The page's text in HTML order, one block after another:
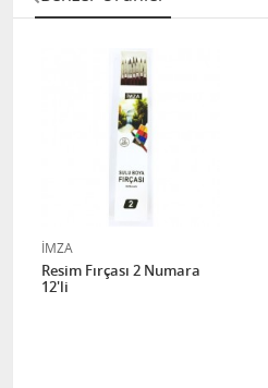
İMZA
Resim Fırçası 2 Numara
12'li